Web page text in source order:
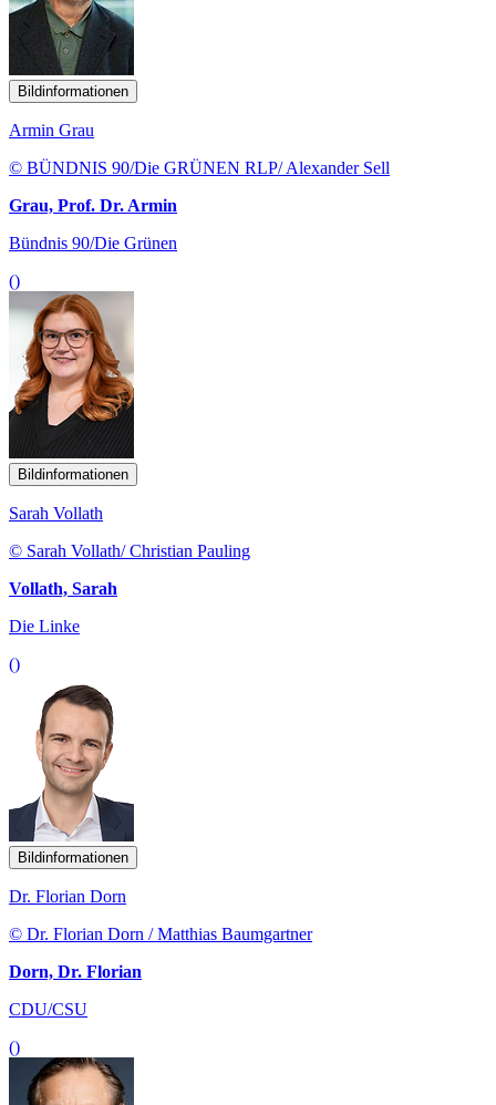
Bildinformationen
Armin Grau
© BÜNDNIS 90/Die GRÜNEN RLP/ Alexander Sell
Grau, Prof. Dr. Armin
Bündnis 90/Die Grünen
()
Bildinformationen
Sarah Vollath
© Sarah Vollath/ Christian Pauling
Vollath, Sarah
Die Linke
()
Bildinformationen
Dr. Florian Dorn
© Dr. Florian Dorn / Matthias Baumgartner
Dorn, Dr. Florian
CDU/CSU
()